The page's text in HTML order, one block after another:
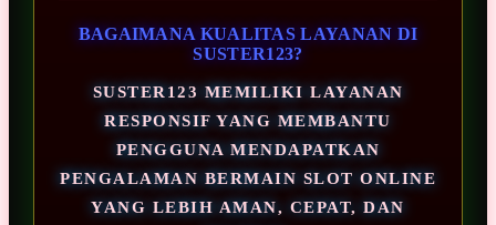
BAGAIMANA KUALITAS LAYANAN DI
SUSTER123?
SUSTER123 MEMILIKI LAYANAN
RESPONSIF YANG MEMBANTU
PENGGUNA MENDAPATKAN
PENGALAMAN BERMAIN SLOT ONLINE
YANG LEBIH AMAN, CEPAT, DAN